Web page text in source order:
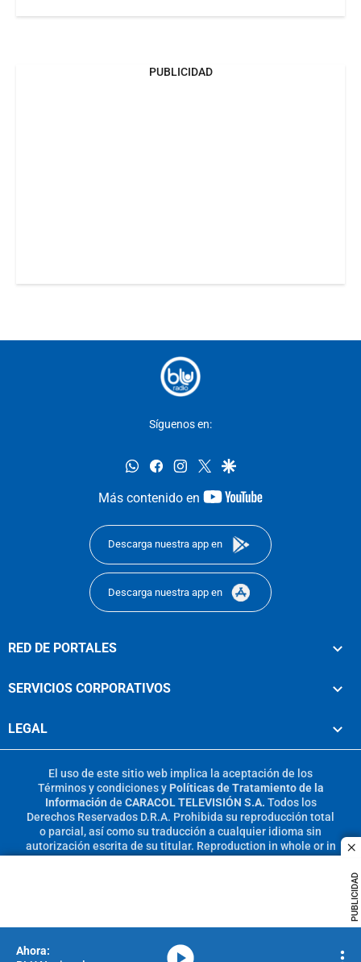
PUBLICIDAD
PUBLICIDAD
Síguenos en:
whatsappfacebookinstagram
twittergoogle
Más contenido en
youtube-
Descarga nuestra app en
Descarga nuestra app en
RED DE PORTALES
SERVICIOS CORPORATIVOS
LEGAL
El uso de este sitio web implica la aceptación de los
Términos y condicionesy Políticas de Tratamiento de la
Información de CARACOL TELEVISIÓN S.A. Todos los
Derechos Reservados D.R.A. Prohibida su reproducción total
o parcial, así como su traducción a cualquier idioma sin
autorización escrita de su titular. Reproduction in whole or in